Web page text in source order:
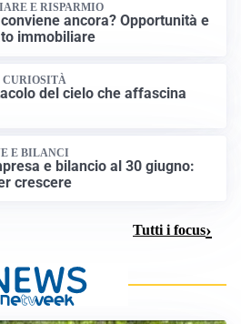
E RISPARMIO
ancora? Opportunità e
immobiliare
CURIOSITÀ
del cielo che affascina
E BILANCI
e bilancio al 30 giugno:
crescere
Tutti i focus